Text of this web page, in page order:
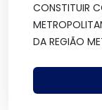
CONSTITUIR
DA REGIÃO